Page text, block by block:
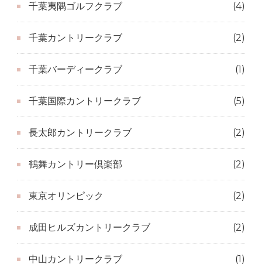
千葉夷隅ゴルフクラブ (4)
千葉カントリークラブ (2)
千葉バーディークラブ (1)
千葉国際カントリークラブ (5)
長太郎カントリークラブ (2)
鶴舞カントリー倶楽部 (2)
東京オリンピック (2)
成田ヒルズカントリークラブ (2)
中山カントリークラブ (1)